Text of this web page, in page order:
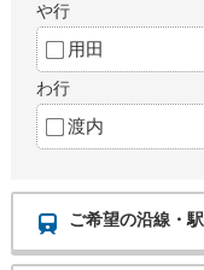
や行
用田
わ行
渡内
ご希望の沿線・